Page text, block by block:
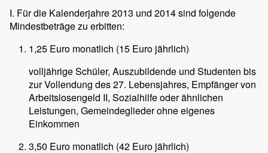
I. Für die Kalenderjahre 2013 und 2014 sind folgende
Mindestbeträge zu erbitten:
1,25 Euro monatlich (15 Euro jährlich)
volljährige Schüler, Auszubildende und Studenten bis
zur Vollendung des 27. Lebensjahres, Empfänger von
Arbeitslosengeld II, Sozialhilfe oder ähnlichen
Leistungen, Gemeindeglieder ohne eigenes
Einkommen
3,50 Euro monatlich (42 Euro jährlich)